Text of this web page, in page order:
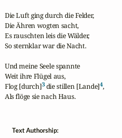
Die Luft ging durch die Felder,
Die Ähren wogten sacht,
Es rauschten leis die Wälder,
So sternklar war die Nacht.
Und meine Seele spannte
Weit ihre Flügel aus,
Flog [durch]3 die stillen [Lande]4,
Als flöge sie nach Haus.
Text Authorship: